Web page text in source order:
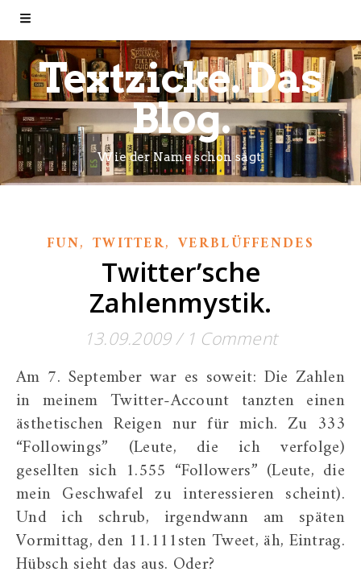
Textzicke. Das
Blog.
Wie der Name schon sagt.
FUN, TWITTER,VERBLÜFFENDES
Twitter’sche
Zahlenmystik.
13.09.2009/ 1 Comment
Am 7. September war es soweit: Die Zahlen
in meinem Twitter-Account tanzten einen
ästhetischen Reigen nur für mich. Zu 333
“Followings” (Leute, die ich verfolge)
gesellten sich 1.555 “Followers” (Leute, die
mein Geschwafel zu interessieren scheint).
Und ich schrub, irgendwann am späten
Vormittag, den 11.111sten Tweet, äh, Eintrag.
Hübsch sieht das aus. Oder?